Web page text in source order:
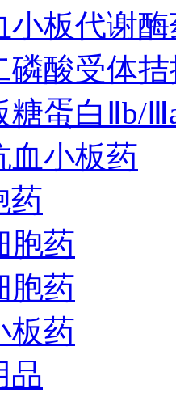
小板代谢
磷酸受体
糖蛋白Ⅱb/
血小板药
药
胞药
胞药
板药
品